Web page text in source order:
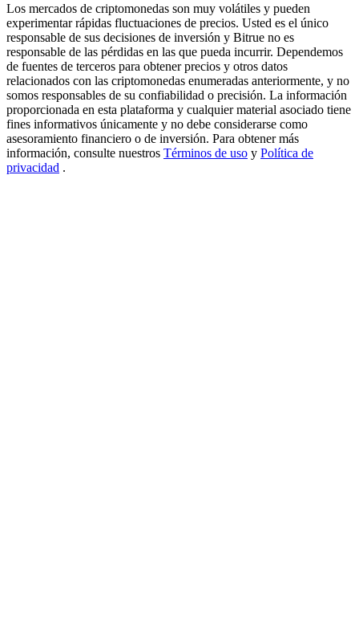
Participación flexible para ganar tokens populares
Los mercados de criptomonedas son muy volátiles y pueden
experimentar rápidas fluctuaciones de precios. Usted es el único
responsable de sus decisiones de inversión y Bitrue no es
responsable de las pérdidas en las que pueda incurrir. Dependemos
de fuentes de terceros para obtener precios y otros datos
relacionados con las criptomonedas enumeradas anteriormente, y no
somos responsables de su confiabilidad o precisión. La información
proporcionada en esta plataforma y cualquier material asociado tiene
fines informativos únicamente y no debe considerarse como
asesoramiento financiero o de inversión. Para obtener más
información, consulte nuestros Términos de uso y Política de
privacidad .